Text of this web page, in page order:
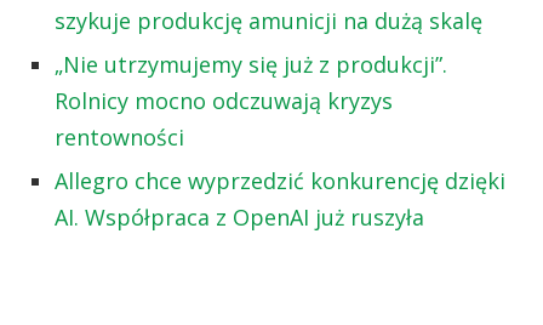
szykuje produkcję amunicji na dużą skalę
„Nie utrzymujemy się już z produkcji”.
Rolnicy mocno odczuwają kryzys
rentowności
Allegro chce wyprzedzić konkurencję dzięki
AI. Współpraca z OpenAI już ruszyła